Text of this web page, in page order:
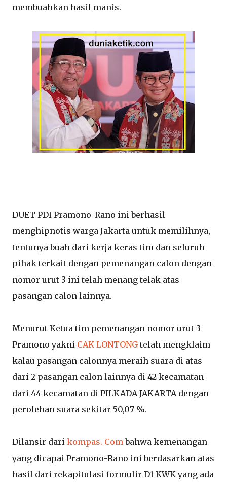
membuahkan hasil manis.
DUET PDI Pramono-Rano ini berhasil
menghipnotis warga Jakarta untuk memilihnya,
tentunya buah dari kerja keras tim dan seluruh
pihak terkait dengan pemenangan calon dengan
nomor urut 3 ini telah menang telak atas
pasangan calon lainnya.
Menurut Ketua tim pemenangan nomor urut 3
Pramono yakni CAK LONTONG telah mengklaim
kalau pasangan calonnya meraih suara di atas
dari 2 pasangan calon lainnya di 42 kecamatan
dari 44 kecamatan di PILKADA JAKARTA dengan
perolehan suara sekitar 50,07 %.
Dilansir dari kompas. Combahwa kemenangan
yang dicapai Pramono-Rano ini berdasarkan atas
hasil dari rekapitulasi formulir D1 KWK yang ada